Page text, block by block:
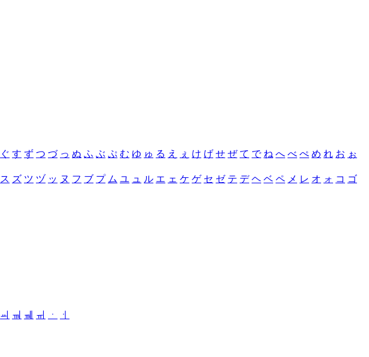
ぐ す ず つ づ っ ぬ ふ ぶ ぷ む ゆ ゅ る え ぇ け げ せ ぜ て で ね へ べ ぺ め れ お ぉ
ス ズ ツ ヅ ッ ヌ フ ブ プ ム ユ ュ ル エ ェ ケ ゲ セ ゼ テ デ ヘ ベ ペ メ レ オ ォ コ ゴ
ㆉ ㆊ ㆋ ㆌ ㆍ
ㆎ